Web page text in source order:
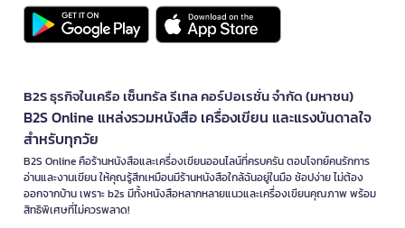
B2S ธุรกิจในเครือ เซ็นทรัล รีเทล คอร์ปอเรชั่น จำกัด (มหาชน)
B2S Online แหล่งรวมหนังสือ เครื่องเขียน และแรงบันดาลใจ
สำหรับทุกวัย
B2S Online คือร้านหนังสือและเครื่องเขียนออนไลน์ที่ครบครัน ตอบโจทย์คนรักการ
อ่านและงานเขียน ให้คุณรู้สึกเหมือนมีร้านหนังสือใกล้ฉันอยู่ในมือ ช้อปง่าย ไม่ต้อง
ออกจากบ้าน เพราะ b2s มีทั้งหนังสือหลากหลายแนวและเครื่องเขียนคุณภาพ พร้อม
สิทธิพิเศษที่ไม่ควรพลาด!